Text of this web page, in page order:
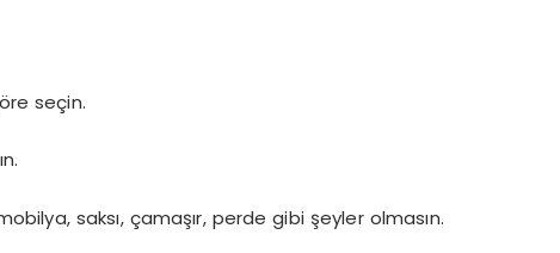
seçin.
saksı, çamaşır, perde gibi şeyler olmasın.